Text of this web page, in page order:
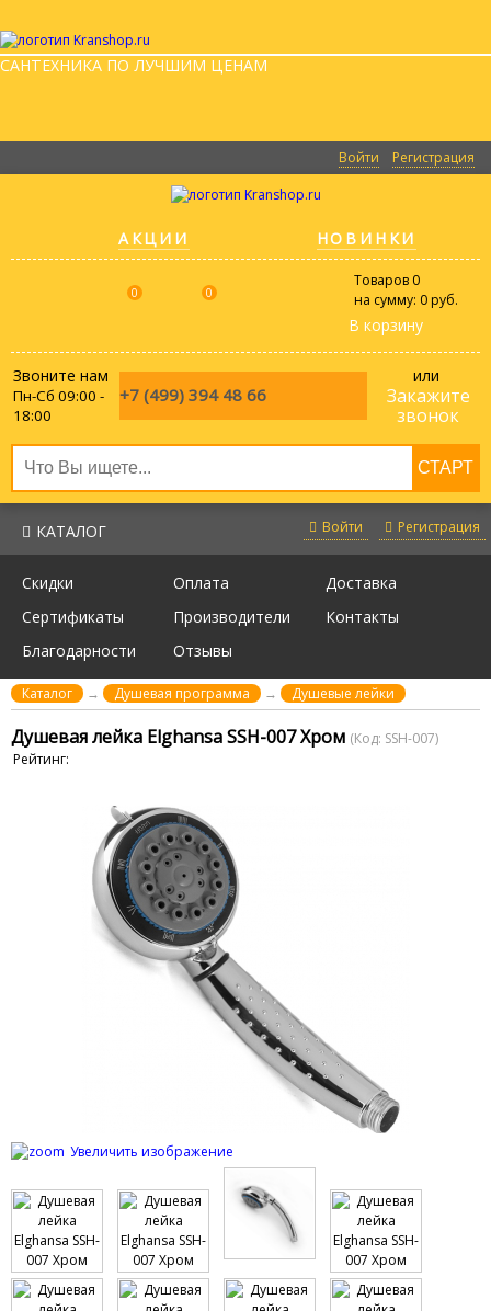
САНТЕХНИКА ПО ЛУЧШИМ ЦЕНАМ
Войти Регистрация
Войти Регистрация
КАТАЛОГ
Скидки Оплата
Доставка
Сертификаты
Производители
Контакты
Благодарности
Отзывы
АКЦИИ НОВИНКИ
Звоните нам
Пн-Сб 09:00 -
18:00
+7 (499) 394 48 66
или
Закажите
звонок
Товаров 0
на сумму: 0 руб.
В корзину
0 0
Каталог → Душевая программа → Душевые лейки
Душевая лейка Elghansa SSH-007 Хром (Код: SSH-007)
Рейтинг:
Увеличить изображение